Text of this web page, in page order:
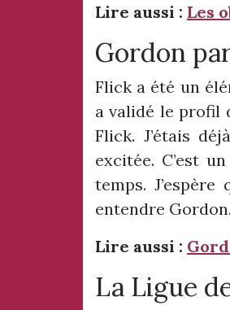
Lire aussi : Les
Gordon
Flick a été un
a validé le profil
Flick. J’étais
excitée. C’est
temps.
entendre Gordon.
Lire aussi :
La Ligue